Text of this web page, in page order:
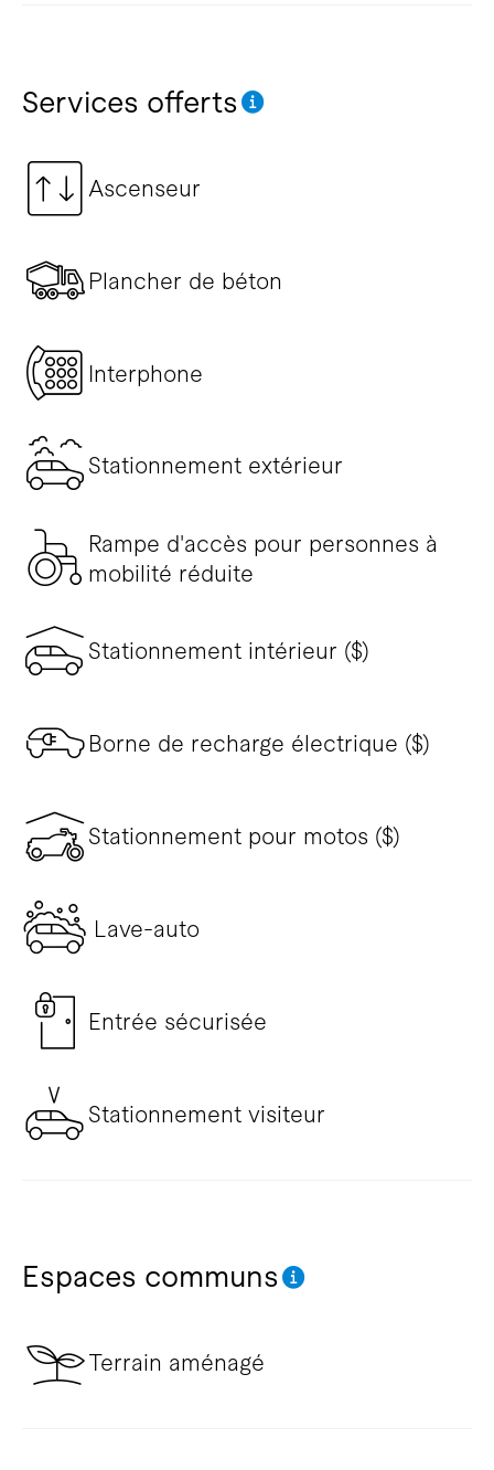
Services offerts
Ascenseur
Plancher de béton
Interphone
Stationnement extérieur
Rampe d'accès pour personnes à
mobilité réduite
Stationnement intérieur ($)
Borne de recharge électrique ($)
Stationnement pour motos ($)
Lave-auto
Entrée sécurisée
Stationnement visiteur
Espaces communs
Terrain aménagé